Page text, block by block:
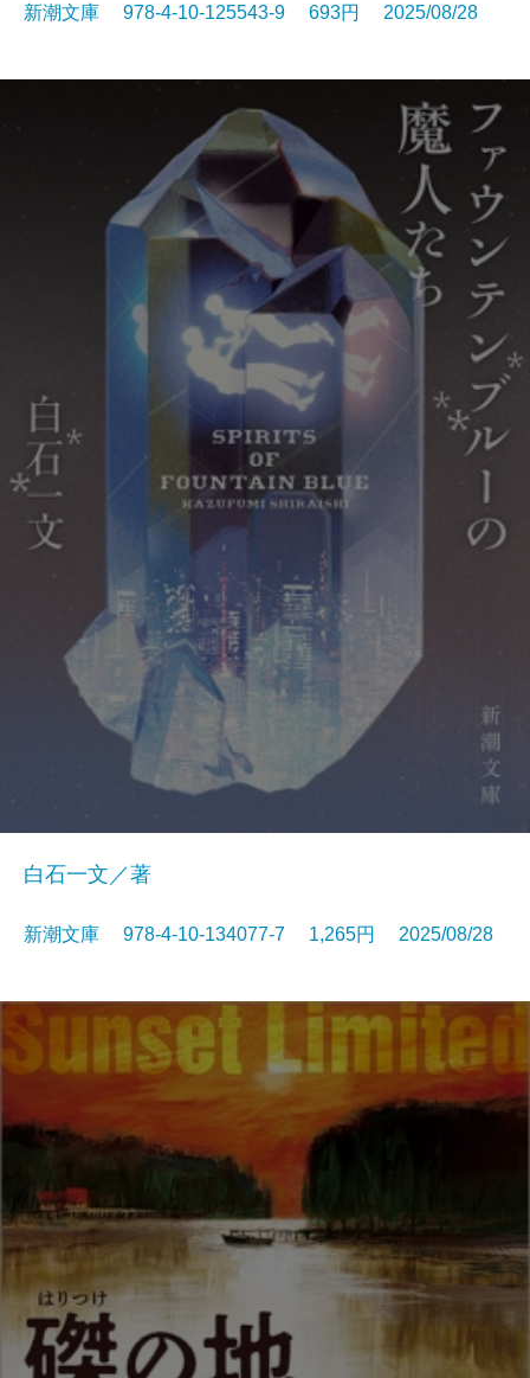
新潮文庫 978-4-10-125543-9 693円 2025/08/28
白石一文／著
新潮文庫 978-4-10-134077-7 1,265円 2025/08/28